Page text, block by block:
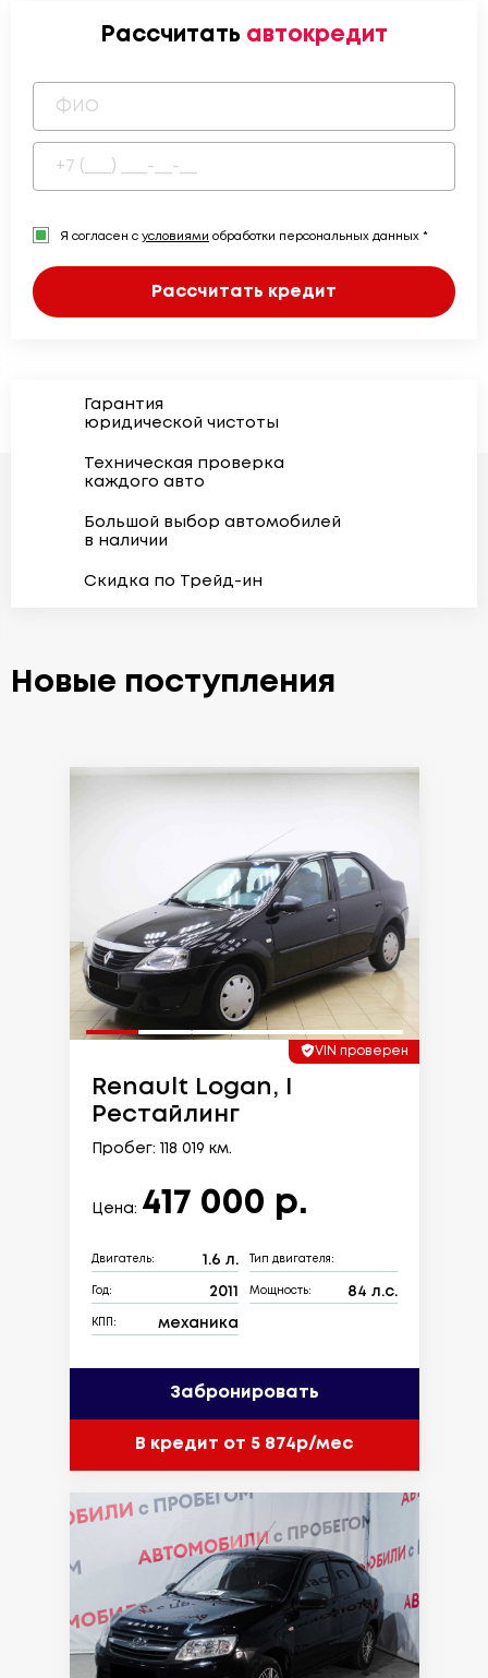
Рассчитать автокредит
Я согласен с условиями обработки персональных данных *
Рассчитать кредит
Гарантия
юридической чистоты
Техническая проверка
каждого авто
Большой выбор автомобилей
в наличии
Скидка по Трейд-ин
Новые поступления
VIN проверен
Renault Logan, I
Рестайлинг
Пробег: 118 019 км.
Цена: 417 000 р.
Двигатель: 1.6 л. Тип двигателя:
Год: 2011 Мощность: 84 л.с.
КПП: механика
Забронировать
В кредит от 5 874р/мес